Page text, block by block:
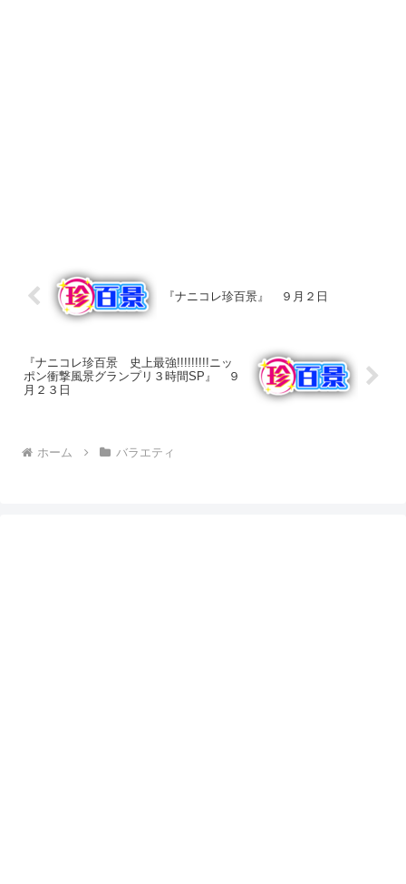
『ナニコレ珍百景』 ９月２日
『ナニコレ珍百景 史上最強!!!!!!!!!ニッ
ポン衝撃風景グランプリ３時間SP』 ９
月２３日
ホーム バラエティ